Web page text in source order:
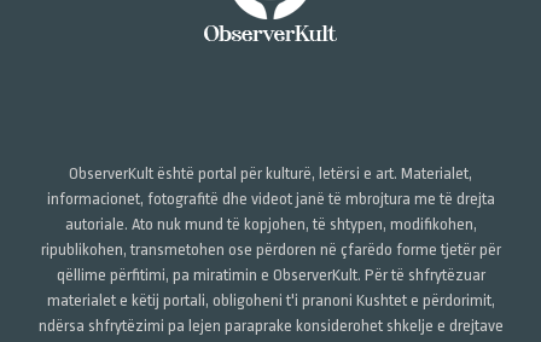
ObserverKult është portal për kulturë, letërsi e art. Materialet,
informacionet, fotografitë dhe videot janë të mbrojtura me të drejta
autoriale. Ato nuk mund të kopjohen, të shtypen, modifikohen,
ripublikohen, transmetohen ose përdoren në çfarëdo forme tjetër për
qëllime përfitimi, pa miratimin e ObserverKult. Për të shfrytëzuar
materialet e këtij portali, obligoheni t'i pranoni Kushtet e përdorimit,
ndërsa shfrytëzimi pa lejen paraprake konsiderohet shkelje e drejtave